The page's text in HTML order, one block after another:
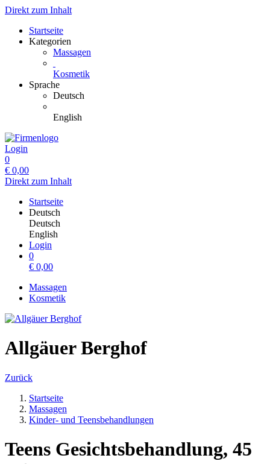
Direkt zum Inhalt
Startseite
Kategorien
Massagen
Kosmetik
Sprache
Deutsch
English
Login
0
€ 0,00
Direkt zum Inhalt
Startseite
Deutsch
Deutsch
English
Login
0
€ 0,00
Massagen
Kosmetik
Allgäuer Berghof
Zurück
Startseite
Massagen
Kinder- und Teensbehandlungen
Teens Gesichtsbehandlung, 45